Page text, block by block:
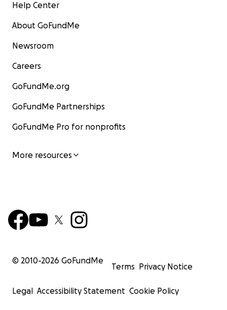
Help Center
About GoFundMe
Newsroom
Careers
GoFundMe.org
GoFundMe Partnerships
GoFundMe Pro for nonprofits
More resources
© 2010-2026 GoFundMe
Terms Privacy Notice
Legal Accessibility Statement Cookie Policy